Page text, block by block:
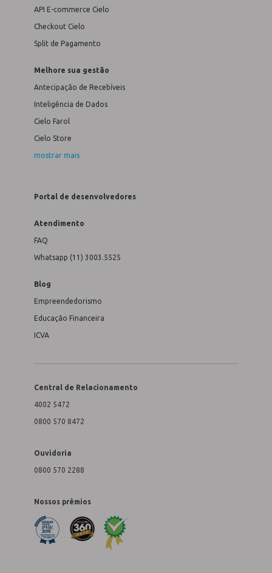
API E-commerce Cielo
Checkout Cielo
Split de Pagamento
Melhore sua gestão
Antecipação de Recebíveis
Inteligência de Dados
Cielo Farol
Cielo Store
mostrar mais
Portal de desenvolvedores
Atendimento
FAQ
Whatsapp (11) 3003.5525
Blog
Empreendedorismo
Educação Financeira
ICVA
Central de Relacionamento
4002 5472
0800 570 8472
Ouvidoria
0800 570 2288
Nossos prêmios